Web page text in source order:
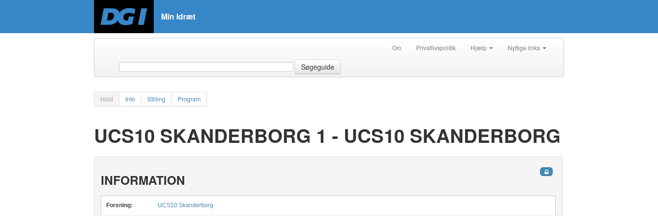
Min Idræt
Om Privatlivspolitik Hjælp Nyttige links
Søgeguide
Hold Info Stilling Program
UCS10 SKANDERBORG 1 - UCS10 SKANDERBORG
INFORMATION
Forening: UCS10 Skanderborg